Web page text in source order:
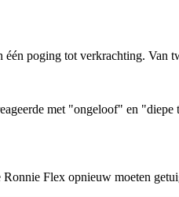
poging tot verkrachting. Van
met "ongeloof" en
Flex opnieuw moeten